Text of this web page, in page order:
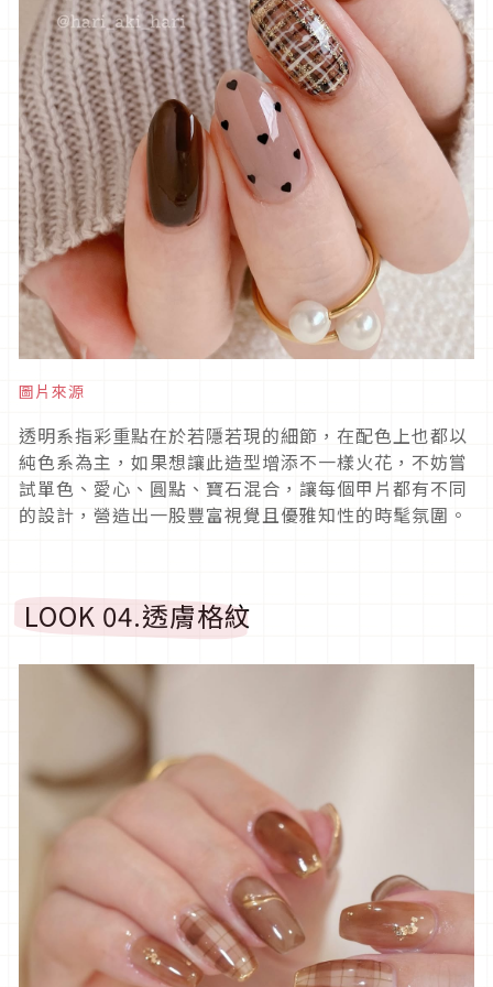
圖片來源
透明系指彩重點在於若隱若現的細節，在配色上也都以
純色系為主，如果想讓此造型增添不一樣火花，不妨嘗
試單色、愛心、圓點、寶石混合，讓每個甲片都有不同
的設計，營造出一股豐富視覺且優雅知性的時髦氛圍。
LOOK 04.透膚格紋